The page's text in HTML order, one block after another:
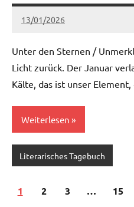
13/01/2026
Ria
Keine
Unter den Sternen /
Licht zurück. Der Januar
Kälte, das ist unser
Weiterlesen
Literarisches Tagebuch
Seitennummerierung
1 2 3 … 15